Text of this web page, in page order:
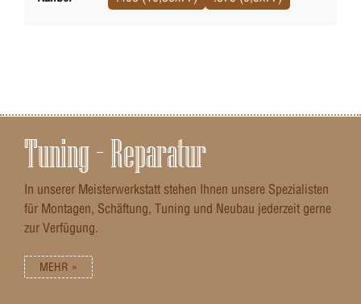
Tuning – Reparatur
In unserer Meisterwerkstatt stehen Ihnen unsere Spezialisten
für Montagen, Schäftung, Tuning und Neubau jederzeit gerne
zur Verfügung.
MEHR »